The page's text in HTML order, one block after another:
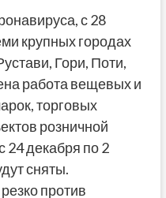
с 28
крупных городах
Гори, Поти,
работа вещевых и
торговых
розничной
24 декабря по 2
сняты.
против